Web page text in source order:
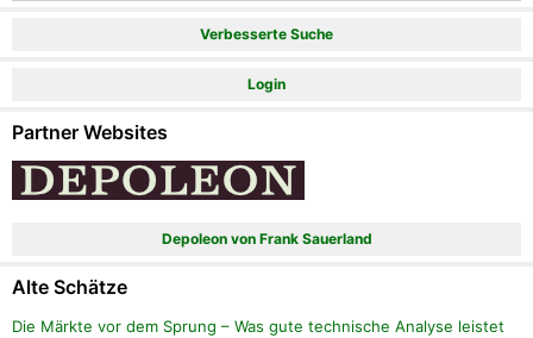
Verbesserte Suche
Login
Partner Websites
Depoleon von Frank Sauerland
Alte Schätze
Die Märkte vor dem Sprung – Was gute technische Analyse leistet